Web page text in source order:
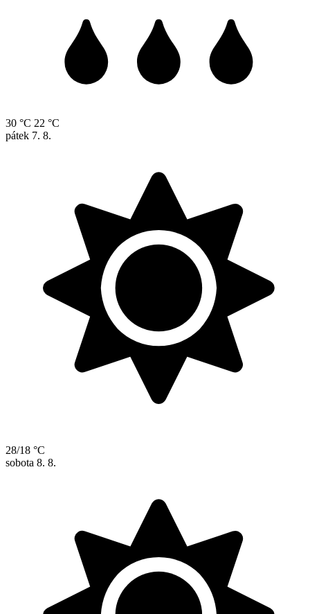
30 °C 22 °C
pátek 7. 8.
28/18 °C
sobota 8. 8.